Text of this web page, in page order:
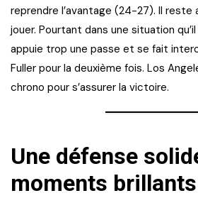
reprendre l’avantage (24-27). Il reste
jouer. Pourtant dans une situation
appuie trop une passe et se fait
Fuller pour la deuxième fois. Los
chrono pour s’assurer la victoire.
Une défense
moments brillants